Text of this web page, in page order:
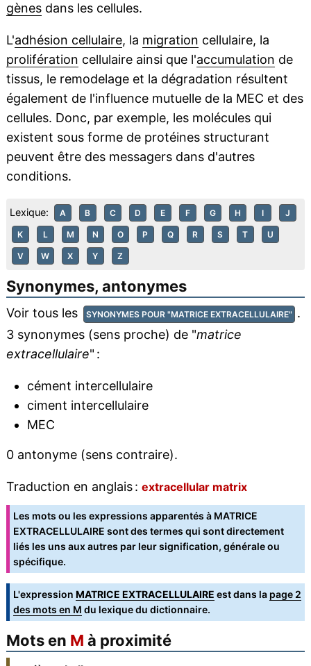
gènesdans les cellules.
L'adhésion cellulaire, la migration cellulaire, la
prolifération cellulaire ainsi que l'accumulation de
tissus, le remodelage et la dégradation résultent
également de l'influence mutuelle de la MEC et des
cellules. Donc, par exemple, les molécules qui
existent sous forme de protéines structurant
peuvent être des messagers dans d'autres
conditions.
Lexique: A B C D E F G H I J
K L M N O P Q R S T U
V W X Y Z
Synonymes, antonymes
Voir tous les SYNONYMES POUR "MATRICE EXTRACELLULAIRE" .
3 synonymes (sens proche) de "matrice
extracellulaire" :
cément intercellulaire
ciment intercellulaire
MEC
0 antonyme (sens contraire).
Traduction en anglais : extracellular matrix
Les mots ou les expressions apparentés à MATRICE
EXTRACELLULAIRE sont des termes qui sont directement
liés les uns aux autres par leur signification, générale ou
spécifique.
L'expression MATRICE EXTRACELLULAIRE est dans la page 2
des mots en M du lexique du dictionnaire.
Mots en M à proximité